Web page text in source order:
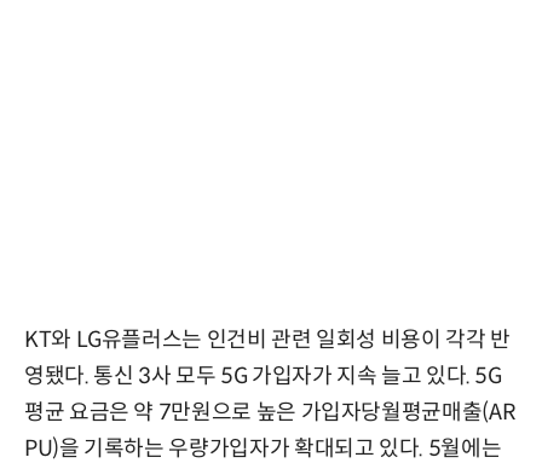
KT와 LG유플러스는 인건비 관련 일회성 비용이 각각 반
영됐다. 통신 3사 모두 5G 가입자가 지속 늘고 있다. 5G
평균 요금은 약 7만원으로 높은 가입자당월평균매출(AR
PU)을 기록하는 우량가입자가 확대되고 있다. 5월에는